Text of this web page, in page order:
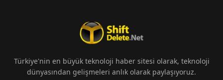
Türkiye'nin en büyük teknoloji haber sitesi olarak, teknoloji
dünyasından gelişmeleri anlık olarak paylaşıyoruz.